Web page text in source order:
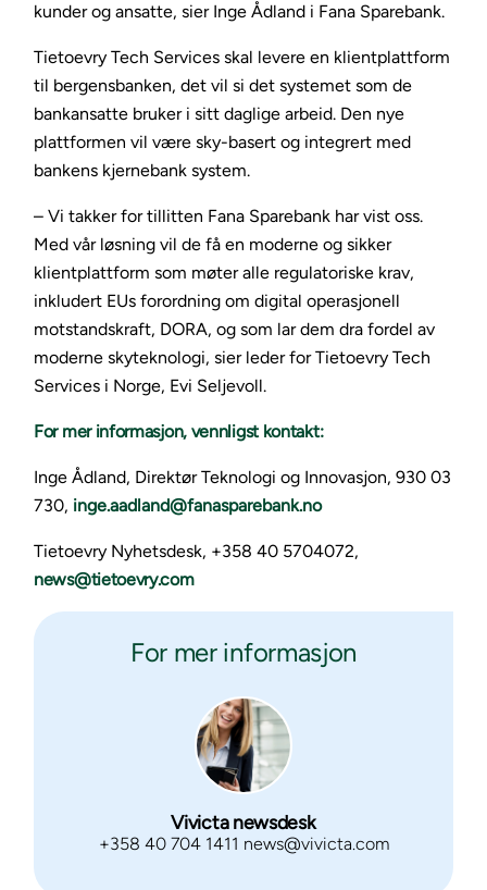
kunder og ansatte, sier Inge Ådland i Fana Sparebank.
Tietoevry Tech Services skal levere en klientplattform
til bergensbanken, det vil si det systemet som de
bankansatte bruker i sitt daglige arbeid. Den nye
plattformen vil være sky-basert og integrert med
bankens kjernebank system.
– Vi takker for tillitten Fana Sparebank har vist oss.
Med vår løsning vil de få en moderne og sikker
klientplattform som møter alle regulatoriske krav,
inkludert EUs forordning om digital operasjonell
motstandskraft, DORA, og som lar dem dra fordel av
moderne skyteknologi, sier leder for Tietoevry Tech
Services i Norge, Evi Seljevoll.
For mer informasjon, vennligst kontakt:
Inge Ådland, Direktør Teknologi og Innovasjon, 930 03
730, inge.aadland@fanasparebank.no
Tietoevry Nyhetsdesk, +358 40 5704072,
news@tietoevry.com
For mer informasjon
Vivicta newsdesk
+358 40 704 1411 news@vivicta.com